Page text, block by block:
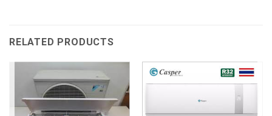
RELATED PRODUCTS